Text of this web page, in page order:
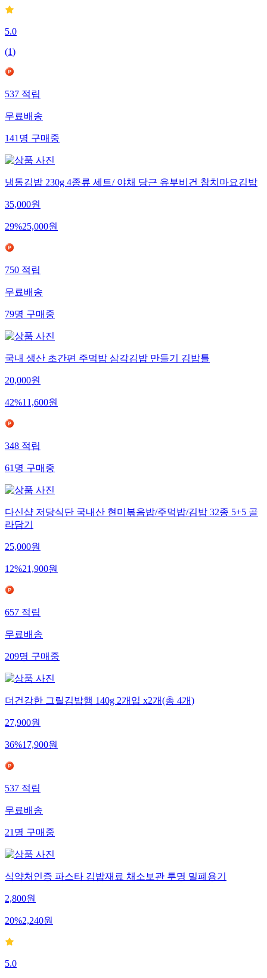
5.0
(1)
537적립
무료배송
141명구매중
냉동김밥 230g 4종류 세트/ 야채 당근 유부비건 참치마요김밥
35,000원
29%25,000원
750적립
무료배송
79명구매중
국내 생산 초간편 주먹밥 삼각김밥 만들기 김밥틀
20,000원
42%11,600원
348적립
61명구매중
다신샵 저당식단 국내산 현미볶음밥/주먹밥/김밥 32종 5+5 골
라담기
25,000원
12%21,900원
657적립
무료배송
209명구매중
더건강한 그릴김밥햄 140g 2개입 x2개(총 4개)
27,900원
36%17,900원
537적립
무료배송
21명구매중
식약처인증 파스타 김밥재료 채소보관 투명 밀폐용기
2,800원
20%2,240원
5.0